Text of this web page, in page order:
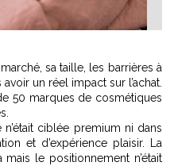
sa taille, les barrières à
un réel impact sur l’achat.
50 marques de cosmétiques
n’était ciblée premium ni dans
et d’expérience plaisir. La
le positionnement n’était